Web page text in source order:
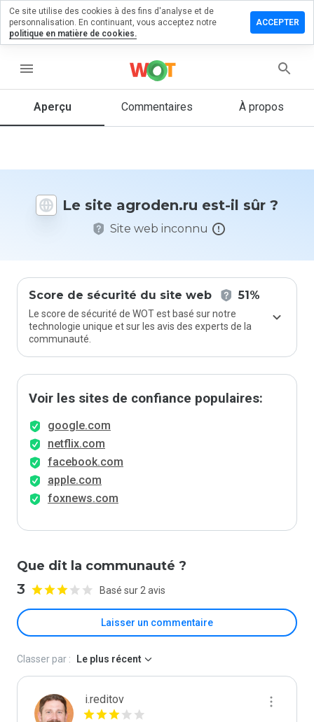
menu
Aperçu Commentaires À propos
Le site agroden.ru est-il sûr ?
Site web inconnu
Score de sécurité du site web 51%
Le score de sécurité de WOT est basé sur notre
technologie unique et sur les avis des experts de la
communauté.
Voir les sites de confiance populaires:
google.com
netflix.com
facebook.com
apple.com
foxnews.com
Que dit la communauté ?
3 Basé sur 2 avis
Laisser un commentaire
un
1 et 5
vous à ce
Classer par : Le plus récent
i.reditov
Ce site utilise des cookies à des fins d'analyse et de
personnalisation. En continuant, vous acceptez notre
politique en matière de cookies.
ACCEPTER